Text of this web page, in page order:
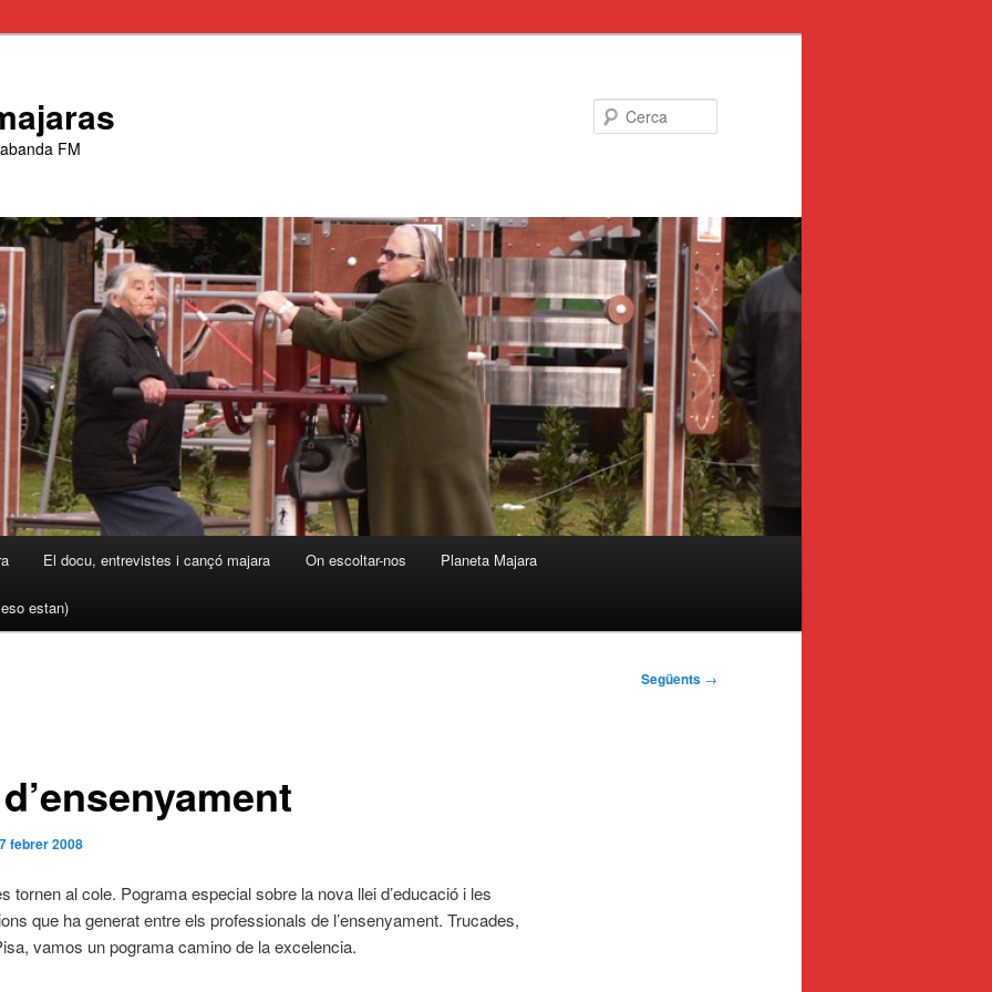
FM
El docu, entrevistes i cançó majara On escoltar-nos Planeta Majara
estan)
Següents →
febrer 2008
tornen al cole. Pograma especial sobre la nova llei d’educació i les
que ha generat entre els professionals de l’ensenyament. Trucades,
vamos un pograma camino de la excelencia.